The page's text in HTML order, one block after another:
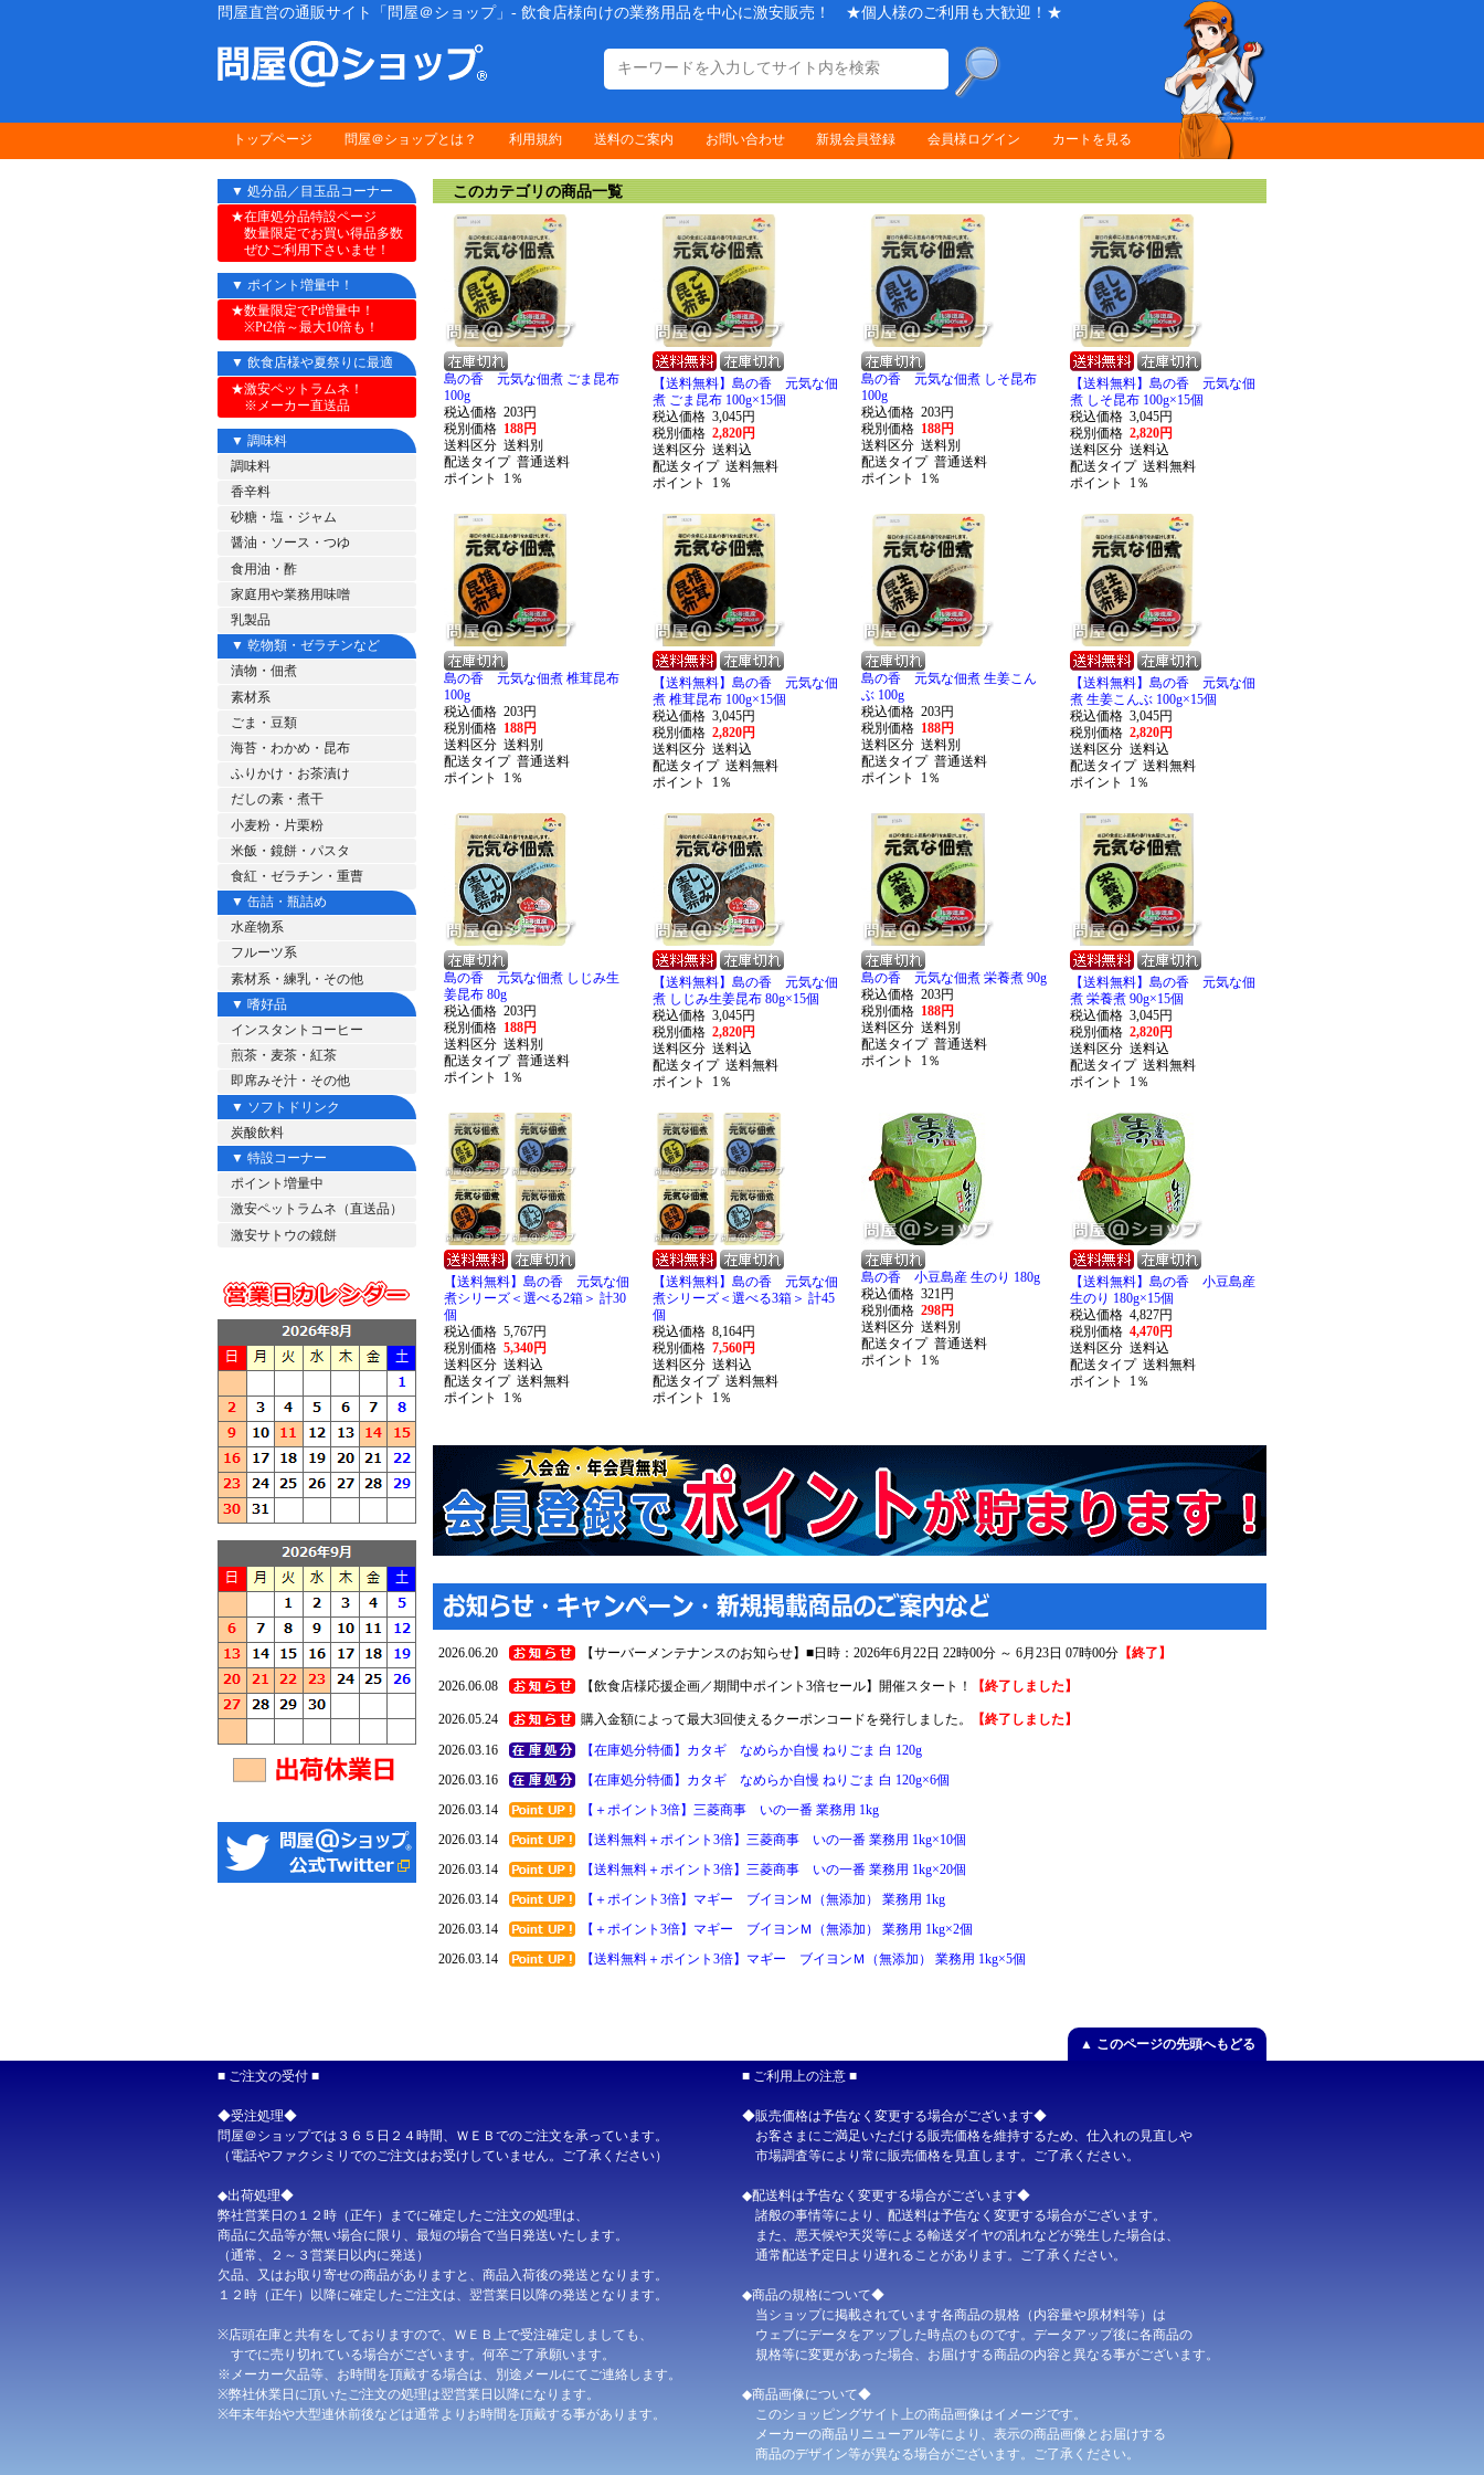
問屋直営の通販サイト「問屋＠ショップ」- 飲食店様向けの業務用品を中心に激安販売！ ★個人様のご利用も大歓迎！★
トップページ 問屋＠ショップとは？ 利用規約 送料のご案内 お問い合わせ 新規会員登録 会員様ログイン カートを見る
▼ 処分品／目玉品コーナー
★在庫処分品特設ページ
数量限定でお買い得品多数
ぜひご利用下さいませ！
▼ ポイント増量中！
★数量限定でPt増量中！
※Pt2倍～最大10倍も！
▼ 飲食店様や夏祭りに最適
★激安ペットラムネ！
※メーカー直送品
▼ 調味料
調味料
香辛料
砂糖・塩・ジャム
醤油・ソース・つゆ
食用油・酢
家庭用や業務用味噌
乳製品
▼ 乾物類・ゼラチンなど
漬物・佃煮
素材系
ごま・豆類
海苔・わかめ・昆布
ふりかけ・お茶漬け
だしの素・煮干
小麦粉・片栗粉
米飯・鏡餅・パスタ
食紅・ゼラチン・重曹
▼ 缶詰・瓶詰め
水産物系
フルーツ系
素材系・練乳・その他
▼ 嗜好品
インスタントコーヒー
煎茶・麦茶・紅茶
即席みそ汁・その他
▼ ソフトドリンク
炭酸飲料
▼ 特設コーナー
ポイント増量中
激安ペットラムネ（直送品）
激安サトウの鏡餅
このカテゴリの商品一覧
島の香 元気な佃煮 ごま昆布
100g
税込価格 203円
税別価格 188円
送料区分 送料別
配送タイプ 普通送料
ポイント 1％
【送料無料】島の香 元気な佃
煮 ごま昆布 100g×15個
税込価格 3,045円
税別価格 2,820円
送料区分 送料込
配送タイプ 送料無料
ポイント 1％
島の香 元気な佃煮 しそ昆布
100g
税込価格 203円
税別価格 188円
送料区分 送料別
配送タイプ 普通送料
ポイント 1％
【送料無料】島の香 元気な佃
煮 しそ昆布 100g×15個
税込価格 3,045円
税別価格 2,820円
送料区分 送料込
配送タイプ 送料無料
ポイント 1％
島の香 元気な佃煮 椎茸昆布
100g
税込価格 203円
税別価格 188円
送料区分 送料別
配送タイプ 普通送料
ポイント 1％
【送料無料】島の香 元気な佃
煮 椎茸昆布 100g×15個
税込価格 3,045円
税別価格 2,820円
送料区分 送料込
配送タイプ 送料無料
ポイント 1％
島の香 元気な佃煮 生姜こん
ぶ 100g
税込価格 203円
税別価格 188円
送料区分 送料別
配送タイプ 普通送料
ポイント 1％
【送料無料】島の香 元気な佃
煮 生姜こんぶ 100g×15個
税込価格 3,045円
税別価格 2,820円
送料区分 送料込
配送タイプ 送料無料
ポイント 1％
島の香 元気な佃煮 しじみ生
姜昆布 80g
税込価格 203円
税別価格 188円
送料区分 送料別
配送タイプ 普通送料
ポイント 1％
【送料無料】島の香 元気な佃
煮 しじみ生姜昆布 80g×15個
税込価格 3,045円
税別価格 2,820円
送料区分 送料込
配送タイプ 送料無料
ポイント 1％
島の香 元気な佃煮 栄養煮 90g
税込価格 203円
税別価格 188円
送料区分 送料別
配送タイプ 普通送料
ポイント 1％
【送料無料】島の香 元気な佃
煮 栄養煮 90g×15個
税込価格 3,045円
税別価格 2,820円
送料区分 送料込
配送タイプ 送料無料
ポイント 1％
【送料無料】島の香 元気な佃
煮シリーズ＜選べる2箱＞ 計30
個
税込価格 5,767円
税別価格 5,340円
送料区分 送料込
配送タイプ 送料無料
ポイント 1％
【送料無料】島の香 元気な佃
煮シリーズ＜選べる3箱＞ 計45
個
税込価格 8,164円
税別価格 7,560円
送料区分 送料込
配送タイプ 送料無料
ポイント 1％
島の香 小豆島産 生のり 180g
税込価格 321円
税別価格 298円
送料区分 送料別
配送タイプ 普通送料
ポイント 1％
【送料無料】島の香 小豆島産
生のり 180g×15個
税込価格 4,827円
税別価格 4,470円
送料区分 送料込
配送タイプ 送料無料
ポイント 1％
2026.06.20 【サーバーメンテナンスのお知らせ】■日時：2026年6月22日 22時00分 ～ 6月23日 07時00分 【終了】
2026.06.08 【飲食店様応援企画／期間中ポイント3倍セール】開催スタート！ 【終了しました】
2026.05.24 購入金額によって最大3回使えるクーポンコードを発行しました。
【終了しました】
2026.03.16
【在庫処分特価】カタギ なめらか自慢 ねりごま 白 120g
2026.03.16
【在庫処分特価】カタギ なめらか自慢 ねりごま 白 120g×6個
2026.03.14
【＋ポイント3倍】三菱商事 いの一番 業務用 1kg
2026.03.14
【送料無料＋ポイント3倍】三菱商事 いの一番 業務用 1kg×10個
2026.03.14
【送料無料＋ポイント3倍】三菱商事 いの一番 業務用 1kg×20個
2026.03.14
【＋ポイント3倍】マギー ブイヨンＭ（無添加） 業務用 1kg
2026.03.14
【＋ポイント3倍】マギー ブイヨンＭ（無添加） 業務用 1kg×2個
2026.03.14
【送料無料＋ポイント3倍】マギー ブイヨンＭ（無添加） 業務用 1kg×5個
【完売しました】
【在庫処分特価】マルトモ 国内産にぼし 200g
マルトモ 国内産にぼし 200g
2026.02.14
【送料無料】マルトモ 国内産にぼし 200g×15個
2026.02.14
【送料無料】マルトモ 食べるにぼし 30g×10個
2026.02.14
【送料無料】マルトモ 食べるにぼし 30g×20個
2026.02.14
【送料無料】マルトモ 食べるにぼし 30g×30個
2026.02.14
日清オイリオ マヨドレ 315g
2026.02.14
【送料無料】日清オイリオ マヨドレ 315g×30個
2026.02.06 【飲食店様応援企画／期間中ポイント2倍セール】開催スタート！【終了しました】
2026.01.27 【飲食店様応援企画／期間中ポイント2倍セール】開催スタート！
2026.01.12
【鏡餅解体品＋送料無料】サトウの鏡餅 中身のまる餅 33g×100個
新春お年玉クーポンを発行しました。どうぞご利用くださいませ。【終了しました】
▲ このページの先頭へもどる
■ ご注文の受付 ■
◆受注処理◆
問屋＠ショップでは３６５日２４時間、ＷＥＢでのご注文を承っています。
（電話やファクシミリでのご注文はお受けしていません。ご了承ください）
◆出荷処理◆
弊社営業日の１２時（正午）までに確定したご注文の処理は、
商品に欠品等が無い場合に限り、最短の場合で当日発送いたします。
（通常、２～３営業日以内に発送）
欠品、又はお取り寄せの商品がありますと、商品入荷後の発送となります。
１２時（正午）以降に確定したご注文は、翌営業日以降の発送となります。
※店頭在庫と共有をしておりますので、ＷＥＢ上で受注確定しましても、
すでに売り切れている場合がございます。何卒ご了承願います。
※メーカー欠品等、お時間を頂戴する場合は、別途メールにてご連絡します。
※弊社休業日に頂いたご注文の処理は翌営業日以降になります。
※年末年始や大型連休前後などは通常よりお時間を頂戴する事があります。
■ ご利用上の注意 ■
◆販売価格は予告なく変更する場合がございます◆
お客さまにご満足いただける販売価格を維持するため、仕入れの見直しや
市場調査等により常に販売価格を見直します。ご了承ください。
◆配送料は予告なく変更する場合がございます◆
諸般の事情等により、配送料は予告なく変更する場合がございます。
また、悪天候や天災等による輸送ダイヤの乱れなどが発生した場合は、
通常配送予定日より遅れることがあります。ご了承ください。
◆商品の規格について◆
当ショップに掲載されています各商品の規格（内容量や原材料等）は
ウェブにデータをアップした時点のものです。データアップ後に各商品の
規格等に変更があった場合、お届けする商品の内容と異なる事がございます。
◆商品画像について◆
このショッピングサイト上の商品画像はイメージです。
メーカーの商品リニューアル等により、表示の商品画像とお届けする
商品のデザイン等が異なる場合がございます。ご了承ください。